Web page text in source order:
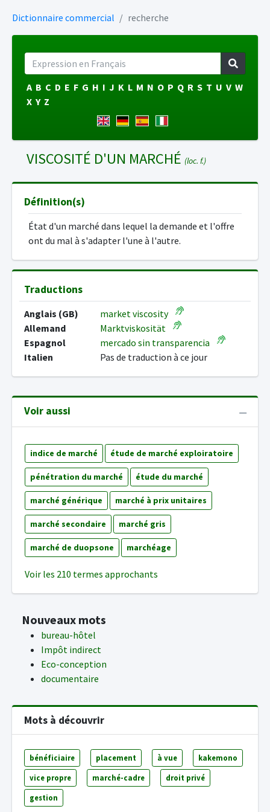
Dictionnaire commercial recherche
A B C D E F G H I J K L M N O P Q R S T U V W
X Y Z
VISCOSITÉ D'UN MARCHÉ (loc. f.)
Définition(s)
État d'un marché dans lequel la demande et l'offre
ont du mal à s'adapter l'une à l'autre.
Traductions
Anglais (GB)
market viscosity
Allemand
Marktviskosität
Espagnol
mercado sin transparencia
Italien
Pas de traduction à ce jour
Voir aussi
indice de marché étude de marché exploiratoire
pénétration du marché étude du marché
marché générique marché à prix unitaires
marché secondaire marché gris
marché de duopsone marchéage
Voir les 210 termes approchants
Nouveaux mots
bureau-hôtel
Impôt indirect
Eco-conception
documentaire
Mots à découvrir
bénéficiaire placement à vue kakemono
vice propre marché-cadre droit privé
gestion